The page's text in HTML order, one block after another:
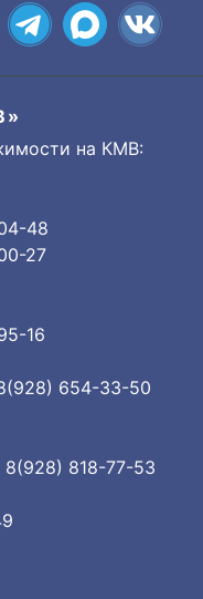
на КМВ:
48
27
16
654-33-50
818-77-53